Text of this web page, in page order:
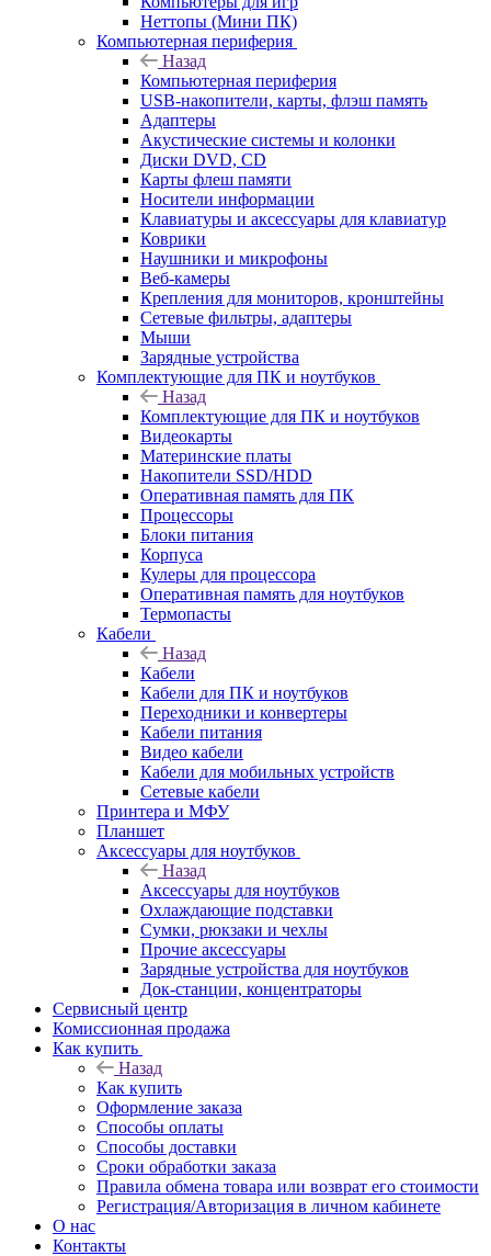
Неттопы (Мини ПК)
Компьютерная периферия
Назад
Компьютерная периферия
USB-накопители, карты, флэш память
Адаптеры
Акустические системы и колонки
Диски DVD, CD
Карты флеш памяти
Носители информации
Клавиатуры и аксессуары для клавиатур
Коврики
Наушники и микрофоны
Веб-камеры
Крепления для мониторов, кронштейны
Сетевые фильтры, адаптеры
Мыши
Зарядные устройства
Комплектующие для ПК и ноутбуков
Назад
Комплектующие для ПК и ноутбуков
Видеокарты
Материнские платы
Накопители SSD/HDD
Оперативная память для ПК
Процессоры
Блоки питания
Корпуса
Кулеры для процессора
Оперативная память для ноутбуков
Термопасты
Кабели
Назад
Кабели
Кабели для ПК и ноутбуков
Переходники и конвертеры
Кабели питания
Видео кабели
Кабели для мобильных устройств
Сетевые кабели
Принтера и МФУ
Планшет
Аксессуары для ноутбуков
Назад
Аксессуары для ноутбуков
Охлаждающие подставки
Сумки, рюкзаки и чехлы
Прочие аксессуары
Зарядные устройства для ноутбуков
Док-станции, концентраторы
Сервисный центр
Комиссионная продажа
Как купить
Назад
Как купить
Оформление заказа
Способы оплаты
Способы доставки
Сроки обработки заказа
Правила обмена товара или возврат его стоимости
Регистрация/Авторизация в личном кабинете
О нас
Контакты